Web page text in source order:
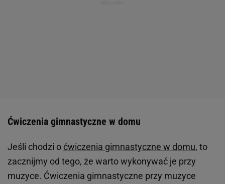
Ćwiczenia gimnastyczne w domu
Jeśli chodzi o ćwiczenia gimnastyczne w domu, to
zacznijmy od tego, że warto wykonywać je przy
muzyce. Ćwiczenia gimnastyczne przy muzyce